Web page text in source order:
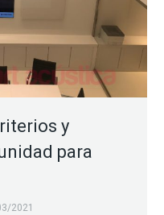
y
para
2021